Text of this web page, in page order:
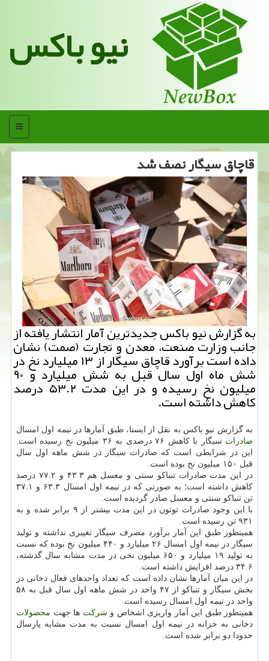
نیو باکس
منو
قاچاق سیگار نصف شد
به گزارش نیو باكس جدیدترین آمار انتشار یافته از
جانب وزارت صنعت، معدن و تجارت (صمت) نشان
داده است برآورد قاچاق سیگار از ۱۳ میلیارد نخ در
شش ماه اول سال قبل به شش میلیارد و ۹۰
میلیون نخ رسیده و در این مدت ۵۳.۲ درصد
كاهش داشته است.
به گزارش نیو باكس به نقل از ایسنا، طبق آمارها در نیمه اول امسال
صادرات
سیگار با كاهش ۷۶ درصدی به ۳۶ میلیون نخ رسیده است.
این در شرایطی است كه صادرات سیگار در شش ماهه اول سال
قبل ۱۵۰ میلیون نخ بوده است.
در این مدت صادرات تنباكو سنتی و معسل هم ۴۳.۳ و ۷۷.۲ درصد
كاهش داشته است؛ به صورتی كه در نیمه اول امسال ۶۳.۳ و ۳۷.۱
تن تنباكو سنتی و معسل صادر گردیده است.
با این وجود صادرات توتون در این مدت بیشتر از ۹ برابر شده و به
۹۳۱ تن رسیده است.
همینطور طبق این آمار برآورد مصرف سیگار تغییری نداشته و تولید
سیگار در نیمه اول امسال ۲۶ میلیارد و ۴۴۰ میلیون نخ بوده كه نسبت
به تولید ۱۹ میلیارد و ۶۵۰ میلیون نخی در مدت مشابه سال گذشته،
۳۴.۶ درصد افزایش داشته است.
در این میان آمارها نشان داده است كه تعداد واحدهای فعال دخانی در
بخش سیگار و تنباكو از ۴۷ واحد در شش ماهه اول سال قبل به ۵۸
واحد در نیمه اول امسال رسیده است.
همینطور طبق این آمار واریزی اشخاص و شركت ها جهت محصولات
دخانی به خزانه در نیمه اول امسال نسبت به مدت مشابه پارسال
حدودا دو برابر شده است.